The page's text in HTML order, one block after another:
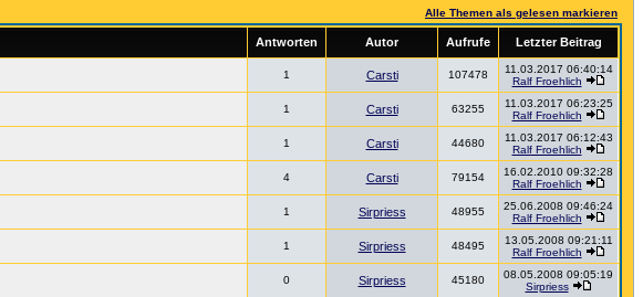
Alle Themen als gelesen markieren
Antworten Autor Aufrufe Letzter Beitrag
1 Carsti 107478
11.03.2017 06:40:14
Ralf Froehlich
1 Carsti 63255
11.03.2017 06:23:25
Ralf Froehlich
1 Carsti 44680
11.03.2017 06:12:43
Ralf Froehlich
4 Carsti 79154
16.02.2010 09:32:28
Ralf Froehlich
1 Sirpriess 48955
25.06.2008 09:46:24
Ralf Froehlich
1 Sirpriess 48495
13.05.2008 09:21:11
Ralf Froehlich
0 Sirpriess 45180
08.05.2008 09:05:19
Sirpriess